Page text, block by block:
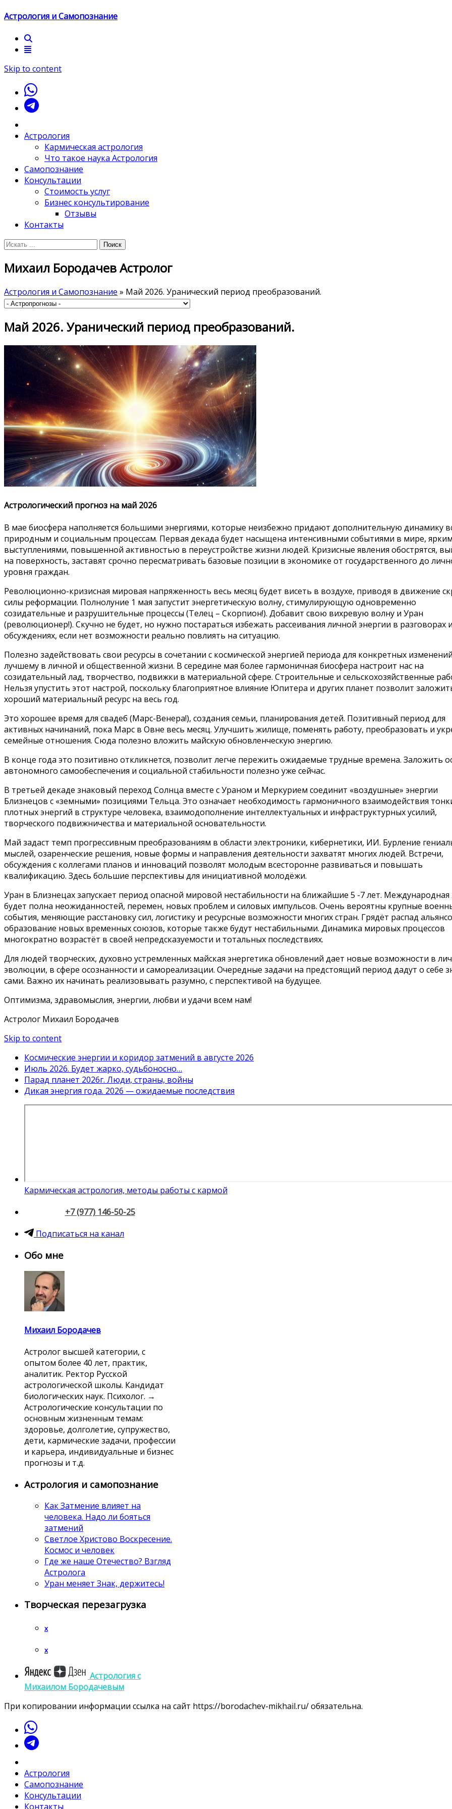
Астрология и Самопознание
Skip to content
Астрология
Кармическая астрология
Что такое наука Астрология
Самопознание
Консультации
Стоимость услуг
Бизнес консультирование
Отзывы
Контакты
Михаил Бородачев Астролог
Астрология и Самопознание » Май 2026. Уранический период преобразований.
Май 2026. Уранический период преобразований.
Астрологический прогноз на май 2026
В мае биосфера наполняется большими энергиями, которые неизбежно придают дополнительную динамику
природным и социальным процессам. Первая декада будет насыщена интенсивными событиями в мире,
выступлениями, повышенной активностью в переустройстве жизни людей. Кризисные явления обострятся,
на поверхность, заставят срочно пересматривать базовые позиции в экономике от государственного до
уровня граждан.
Революционно-кризисная мировая напряженность весь месяц будет висеть в воздухе, приводя в движение
силы реформации. Полнолуние 1 мая запустит энергетическую волну, стимулирующую одновременно
созидательные и разрушительные процессы (Телец – Скорпион!). Добавит свою вихревую волну и Уран
(революционер!). Скучно не будет, но нужно постараться избежать рассеивания личной энергии в разговорах и
обсуждениях, если нет возможности реально повлиять на ситуацию.
Полезно задействовать свои ресурсы в сочетании с космической энергией периода для конкретных
лучшему в личной и общественной жизни. В середине мая более гармоничная биосфера настроит нас на
созидательный лад, творчество, подвижки в материальной сфере. Строительные и сельскохозяйственные
Нельзя упустить этот настрой, поскольку благоприятное влияние Юпитера и других планет позволит
хороший материальный ресурс на весь год.
Это хорошее время для свадеб (Марс-Венера!), создания семьи, планирования детей. Позитивный период для
активных начинаний, пока Марс в Овне весь месяц. Улучшить жилище, поменять работу, преобразовать и
семейные отношения. Сюда полезно вложить майскую обновленческую энергию.
В конце года это позитивно откликнется, позволит легче пережить ожидаемые трудные времена. Заложить
автономного самообеспечения и социальной стабильности полезно уже сейчас.
В третьей декаде знаковый переход Солнца вместе с Ураном и Меркурием соединит «воздушные» энергии
Близнецов с «земными» позициями Тельца. Это означает необходимость гармоничного взаимодействия
плотных энергий в структуре человека, взаимодополнение интеллектуальных и инфраструктурных усилий,
творческого подвижничества и материальной основательности.
Май задаст темп прогрессивным преобразованиям в области электроники, кибернетики, ИИ. Бурление
мыслей, озаренческие решения, новые формы и направления деятельности захватят многих людей. Встречи,
обсуждения с коллегами планов и инноваций позволят молодым всесторонне развиваться и повышать
квалификацию. Здесь большие перспективы для инициативной молодёжи.
Уран в Близнецах запускает период опасной мировой нестабильности на ближайшие 5 -7 лет.
будет полна неожиданностей, перемен, новых проблем и силовых импульсов. Очень вероятны крупные
события, меняющие расстановку сил, логистику и ресурсные возможности многих стран. Грядёт распад
образование новых временных союзов, которые также будут нестабильными. Динамика мировых процессов
многократно возрастёт в своей непредсказуемости и тотальных последствиях.
Для людей творческих, духовно устремленных майская энергетика обновлений дает новые возможности в
эволюции, в сфере осознанности и самореализации. Очередные задачи на предстоящий период дадут о себе
сами. Важно их начинать реализовывать разумно, с перспективой на будущее.
Оптимизма, здравомыслия, энергии, любви и удачи всем нам!
Астролог Михаил Бородачев
Skip to content
Космические энергии и коридор затмений в августе 2026
Июль 2026. Будет жарко, судьбоносно…
Парад планет 2026г. Люди, страны, войны
Дикая энергия года. 2026 — ожидаемые последствия
Кармическая астрология, методы работы с кармой
+7 (977) 146-50-25
Подписаться на канал
Обо мне
Михаил Бородачев
Астролог высшей категории, с
опытом более 40 лет, практик,
аналитик. Ректор Русской
астрологической школы. Кандидат
биологических наук. Психолог. →
Астрологические консультации по
основным жизненным темам:
здоровье, долголетие, супружество,
дети, кармические задачи, профессии
и карьера, индивидуальные и бизнес
прогнозы и т.д.
Астрология и самопознание
Как Затмение влияет на
человека. Надо ли бояться
затмений
Светлое Христово Воскресение.
Космос и человек
Где же наше Отечество? Взгляд
Астролога
Уран меняет Знак, держитесь!
Творческая перезагрузка
x
x
Астрология c
Михаилом Бородачевым
При копировании информации ссылка на сайт https://borodachev-mikhail.ru/ обязательна.
Астрология
Самопознание
Консультации
Контакты